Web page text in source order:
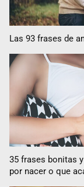
Las 93 frases de
35 frases bonitas
por nacer o que